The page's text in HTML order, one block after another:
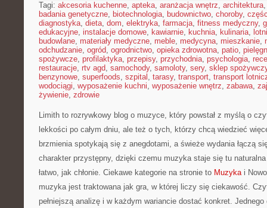
Tagi: akcesoria kuchenne, apteka, aranżacja wnętrz, architektura
badania genetyczne, biotechnologia, budownictwo, choroby,
diagnostyka, dieta, dom, elektryka, farmacja, fitness medyczny,
edukacyjne, instalacje domowe, kawiarnie, kuchnia, kulinaria,
budowlane, materiały medyczne, meble, medycyna, mieszkanie,
odchudzanie, ogród, ogrodnictwo, opieka zdrowotna, patio,
spożywcze, profilaktyka, przepisy, przychodnia, psychologia,
restauracje, rtv agd, samochody, samoloty, sery, sklep
benzynowe, superfoods, szpital , tarasy, transport, transport
wodociągi, wyposażenie kuchni, wyposażenie wnętrz, zabawa,
żywienie, zdrowie
Limith to rozrywkowy blog o muzyce, który powstał z myślą o
lekkości po całym dniu, ale też o tych, którzy chcą wiedzieć
brzmienia spotykają się z anegdotami, a świeże wydania łączą
charakter przystępny, dzięki czemu muzyka staje się tu
łatwo, jak chłonie. Ciekawe kategorie na stronie to Muzykai
muzyka jest traktowana jak gra, w której liczy się ciekawość.
pełniejszą analizę i w każdym wariancie dostać konkret.